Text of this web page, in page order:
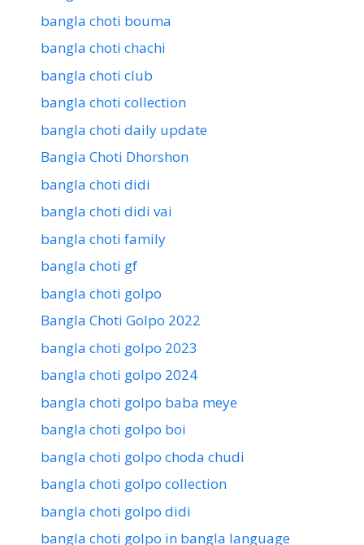
bangla choti bouma
bangla choti chachi
bangla choti club
bangla choti collection
bangla choti daily update
Bangla Choti Dhorshon
bangla choti didi
bangla choti didi vai
bangla choti family
bangla choti gf
bangla choti golpo
Bangla Choti Golpo 2022
bangla choti golpo 2023
bangla choti golpo 2024
bangla choti golpo baba meye
bangla choti golpo boi
bangla choti golpo choda chudi
bangla choti golpo collection
bangla choti golpo didi
bangla choti golpo in bangla language